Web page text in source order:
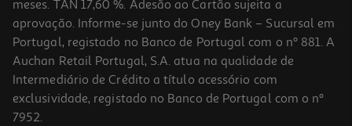
meses. TAN 17,60 %. Adesão ao Cartão sujeita a
aprovação. Informe-se junto do Oney Bank – Sucursal em
Portugal, registado no Banco de Portugal com o nº 881. A
Auchan Retail Portugal, S.A. atua na qualidade de
Intermediário de Crédito a título acessório com
exclusividade, registado no Banco de Portugal com o nº
7952.